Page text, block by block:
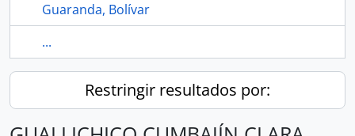
Guaranda, Bolívar
...
Restringir resultados por: